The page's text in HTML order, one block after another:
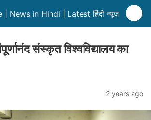
| News in Hindi | Latest हिंदी न्यूज़
संस्कृत विश्वविद्यालय का
2 years ago